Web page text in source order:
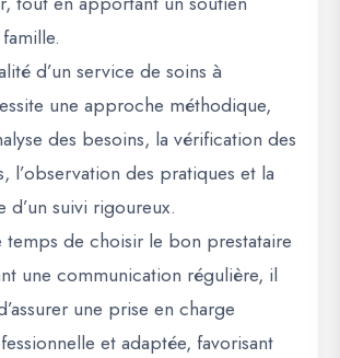
d’un service de soins à
une approche méthodique,
des besoins, la vérification des
l’observation des pratiques et la
d’un suivi rigoureux.
temps de choisir le bon prestataire
une communication régulière, il
une prise en charge
et adaptée, favorisant